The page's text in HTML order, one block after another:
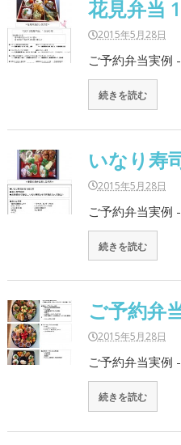
花見弁当
2015年5月28日
ご予約弁当実例
続きを読む
いなり寿
2015年5月28日
ご予約弁当実例
続きを読む
ご予約弁
2015年5月28日
ご予約弁当実例
続きを読む